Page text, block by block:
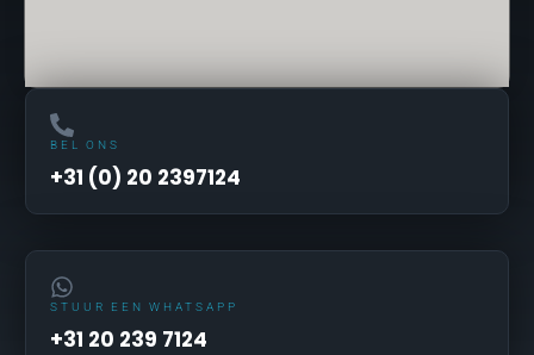
BEL ONS
+31 (0) 20 2397124
STUUR EEN WHATSAPP
+31 20 239 7124